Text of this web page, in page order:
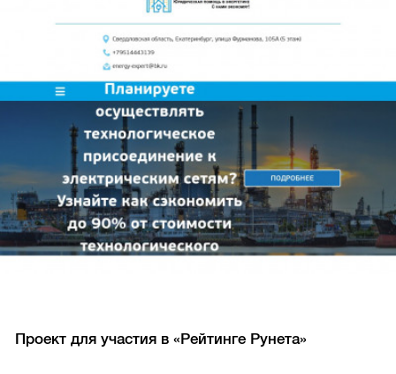
Проект для участия в «Рейтинге Рунета»